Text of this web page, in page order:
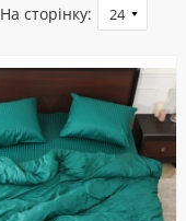
На сторінку: